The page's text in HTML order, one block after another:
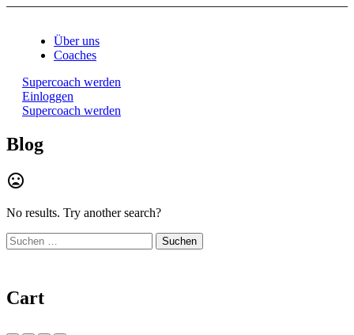
Über uns
Coaches
Supercoach werden
Einloggen
Supercoach werden
Blog
mood_bad
No results. Try another search?
Suchen
nach:
Cart